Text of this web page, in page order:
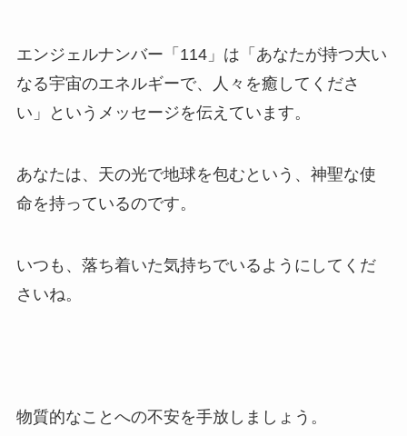
エンジェルナンバー「114」は「あなたが持つ大い
なる宇宙のエネルギーで、人々を癒してくださ
い」というメッセージを伝えています。
あなたは、天の光で地球を包むという、神聖な使
命を持っているのです。
いつも、落ち着いた気持ちでいるようにしてくだ
さいね。
物質的なことへの不安を手放しましょう。